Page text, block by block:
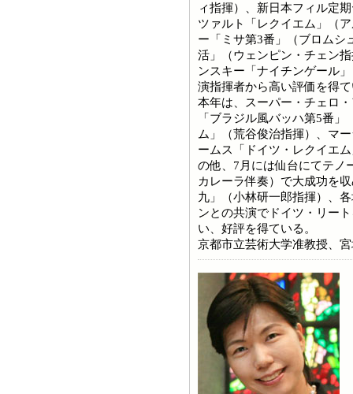
ィ指揮）、新日本フィル定
ツァルト「レクイエム」（
ー「ミサ第3番」（ブロムシ
活」（ウェンピン・チェン
ンスキー「ナイチンゲール
演指揮者から高い評価を得
本年は、スーパー・チェロ
「ブラジル風バッハ第5番
ム」（荒谷俊治指揮）、マ
ームス「ドイツ・レクイエ
の他、7月には仙台にてテノ
カレーラ伴奏）で大成功を
九」（小林研一郎指揮）、
ンとの共演でドイツ・リー
い、好評を得ている。
京都市立芸術大学准教授、